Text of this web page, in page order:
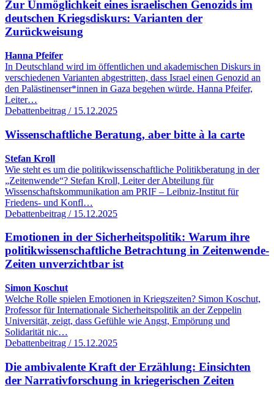
Zur Unmöglichkeit eines israelischen Genozids im
deutschen Kriegsdiskurs: Varianten der
Zurückweisung
Hanna Pfeifer
In Deutschland wird im öffentlichen und akademischen Diskurs in
verschiedenen Varianten abgestritten, dass Israel einen Genozid an
den Palästinenser*innen in Gaza begehen würde. Hanna Pfeifer,
Leiter…
Debattenbeitrag / 15.12.2025
Wissenschaftliche Beratung, aber bitte à la carte
Stefan Kroll
Wie steht es um die politikwissenschaftliche Politikberatung in der
„Zeitenwende“? Stefan Kroll, Leiter der Abteilung für
Wissenschaftskommunikation am PRIF – Leibniz-Institut für
Friedens- und Konfl…
Debattenbeitrag / 15.12.2025
Emotionen in der Sicherheitspolitik: Warum ihre
politikwissenschaftliche Betrachtung in Zeitenwende-
Zeiten unverzichtbar ist
Simon Koschut
Welche Rolle spielen Emotionen in Kriegszeiten? Simon Koschut,
Professor für Internationale Sicherheitspolitik an der Zeppelin
Universität, zeigt, dass Gefühle wie Angst, Empörung und
Solidarität nic…
Debattenbeitrag / 15.12.2025
Die ambivalente Kraft der Erzählung: Einsichten
der Narrativforschung in kriegerischen Zeiten